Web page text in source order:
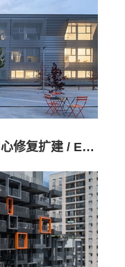
西班牙国家微生物学中心修复扩建 / Enrique Fombella Guillem + Marta Pastor Estébanez